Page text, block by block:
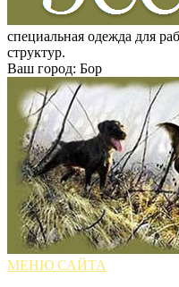
специальная одежда для
структур.
Ваш город: Бор
МЕНЮ САЙТА